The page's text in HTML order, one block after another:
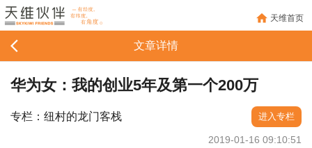
天维首页
文章详情
华为女：我的创业5年及第一个200万
专栏：纽村的龙门客栈 进入专栏
2019-01-16 09:10:51